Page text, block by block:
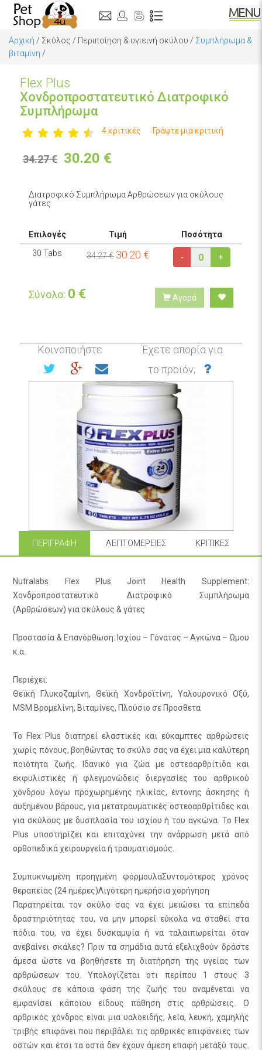
Αρχική / Σκύλος / Περιποίηση & υγιεινή σκύλου / Συμπλήρωμα &
βιταμίνη /
Flex Plus
Χονδροπροστατευτικό Διατροφικό
Συμπλήρωμα
4 κριτικές Γράψτε μια κριτική
34.27 € 30.20 €
Διατροφικό Συμπλήρωμα Αρθρώσεων για σκύλους
γάτες
Επιλογές Τιμή
Ποσότητα
30 Tabs
34.27 € 30.20 € - +
Σύνολο: 0 € Αγορά
Κοινοποιήστε
Έχετε απορία για
το προϊόν;
ΠΕΡΙΓΡΑΦΉ ΛΕΠΤΟΜΈΡΕΙΕΣ ΚΡΙΤΙΚΈΣ
Nutralabs Flex Plus Joint Health Supplement:
Χονδροπροστατευτικό Διατροφικό Συμπλήρωμα
(Αρθρώσεων) για σκύλους & γάτες
Προστασία & Επανόρθωση: Ισχίου – Γόνατος – Αγκώνα – Ώμου
κ.α.
Περιέχει:
Θεϊκή Γλυκοζαμίνη, Θεϊκή Χονδροϊτίνη, Υαλουρονικό Οξύ,
MSM Βρομελίνη, Βιταμίνες, Πλούσιο σε Προσθετα
Το Flex Plus διατηρεί ελαστικές και εύκαμπτες αρθρώσεις
χωρίς πόνους, βοηθώντας το σκύλο σας να έχει μια καλύτερη
ποιότητα ζωής. Ιδανικό για ζώα με οστεοαρθρίτιδα και
εκφυλιστικές ή φλεγμονώδεις διεργασίες του αρθρικού
χόνδρου λόγω προχωρημένης ηλικίας, έντονης άσκησης ή
αυξημένου βάρους, για μετατραυματικές οστεοαρθρίτιδες και
για σκύλους με δυσπλασία του ισχίου ή του αγκώνα. Το Flex
Plus υποστηρίζει και επιταχύνει την ανάρρωση μετά από
ορθοπεδικά χειρουργεία ή τραυματισμούς.
Συμπυκνωμένη προηγμένη φόρμουλαΣυντομότερος χρόνος
θεραπείας (24 ημέρες)Λιγότερη ημερήσια χορήγηση
Παρατηρείται τον σκύλο σας να έχει μειώσει τα επίπεδα
δραστηριότητας του, να μην μπορεί εύκολα να σταθεί στα
πόδια του, να έχει δυσκαμψία ή να ταλαιπωρείται όταν
ανεβαίνει σκάλες? Πριν τα σημάδια αυτά εξελιχθούν δράστε
άμεσα ώστε να βοηθήσετε τη διατήρηση της υγείας των
αρθρώσεων του. Υπολογίζεται οτι περίπου 1 στους 3
σκύλους σε κάποια φάση της ζωής του αναμένεται να
εμφανίσει κάποιου είδους πάθηση στις αρθρώσεις. Ο
αρθρικός χόνδρος είναι μια υαλοειδής, λεία, λευκή, χαμηλής
τριβής επιφάνει που περιβάλει τις αρθρικές επιφάνειες των
οστών και έτσι τα οστά δεν έχουν άμεση επαφή μεταξύ τους.